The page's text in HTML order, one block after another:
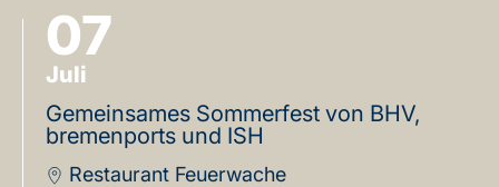
07
Juli
Gemeinsames Sommerfest von BHV,
bremenports und ISH
Restaurant Feuerwache